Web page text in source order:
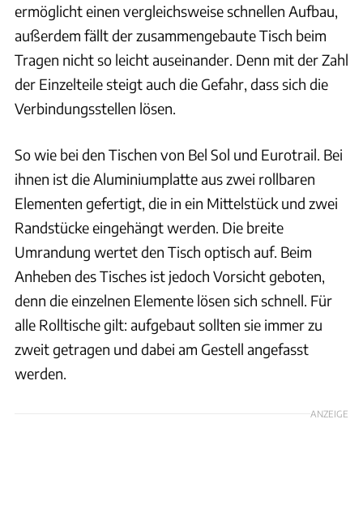
ermöglicht einen vergleichsweise schnellen Aufbau,
außerdem fällt der zusammengebaute Tisch beim
Tragen nicht so leicht auseinander. Denn mit der Zahl
der Einzelteile steigt auch die Gefahr, dass sich die
Verbindungsstellen lösen.
So wie bei den Tischen von Bel Sol und Eurotrail. Bei
ihnen ist die Aluminiumplatte aus zwei rollbaren
Elementen gefertigt, die in ein Mittelstück und zwei
Randstücke eingehängt werden. Die breite
Umrandung wertet den Tisch optisch auf. Beim
Anheben des Tisches ist jedoch Vorsicht geboten,
denn die einzelnen Elemente lösen sich schnell. Für
alle Rolltische gilt: aufgebaut sollten sie immer zu
zweit getragen und dabei am Gestell angefasst
werden.
ANZEIGE